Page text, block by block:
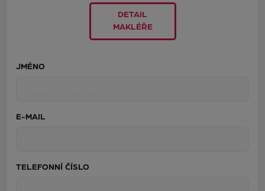
DETAIL
MAKLÉŘE
JMÉNO
E-MAIL
TELEFONNÍ ČÍSLO